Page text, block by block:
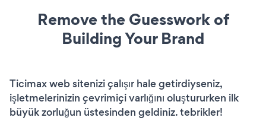
Remove the Guesswork of
Building Your Brand
Ticimax web sitenizi çalışır hale getirdiyseniz,
işletmelerinizin çevrimiçi varlığını oluştururken ilk
büyük zorluğun üstesinden geldiniz. tebrikler!